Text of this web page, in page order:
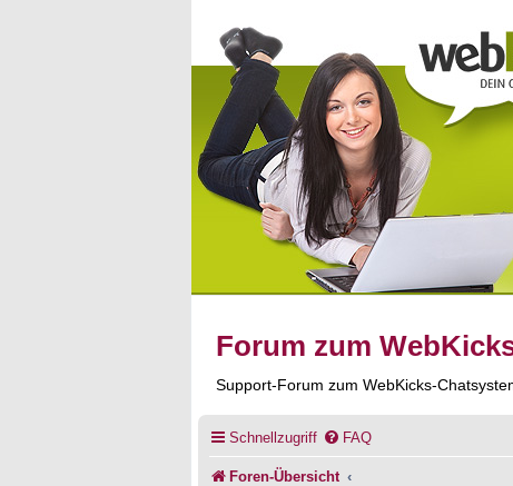
Forum zum
Support-Forum zum WebKicks-
Schnellzugriff FAQ
Foren-Übersicht